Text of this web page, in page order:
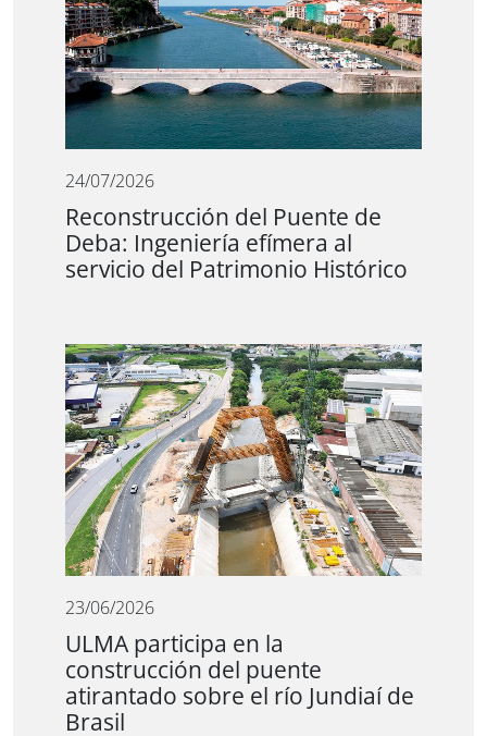
24/07/2026
Reconstrucción del Puente de
Deba: Ingeniería efímera al
servicio del Patrimonio Histórico
23/06/2026
ULMA participa en la
construcción del puente
atirantado sobre el río Jundiaí de
Brasil